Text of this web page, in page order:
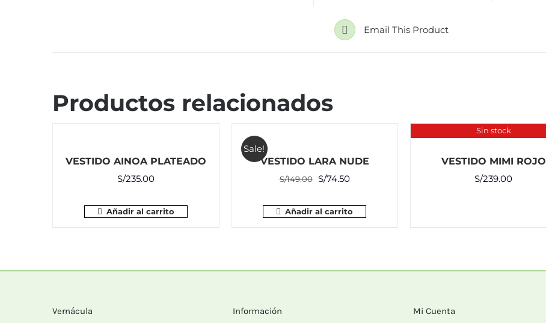
Email This Product
Productos relacionados
VESTIDO AINOA PLATEADO
S/235.00
Añadir al carrito
Sale!
VESTIDO LARA NUDE
S/149.00
El
original
S/74.50El
actual
Añadir al carrito
Sin stock
VESTIDO MIMI ROJO
S/239.00
Vernácula Información Mi Cuenta